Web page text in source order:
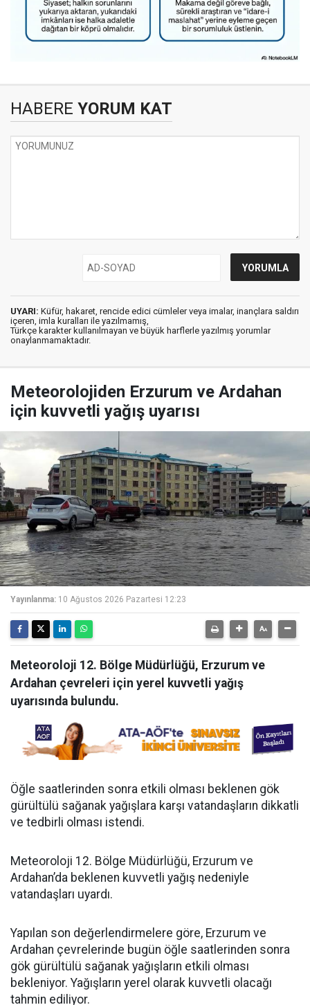
HABERE YORUM KAT
UYARI: Küfür, hakaret, rencide edici cümleler veya imalar, inançlara saldırı
içeren, imla kuralları ile yazılmamış,
Türkçe karakter kullanılmayan ve büyük harflerle yazılmış yorumlar
onaylanmamaktadır.
Meteorolojiden Erzurum ve Ardahan
için kuvvetli yağış uyarısı
Yayınlanma: 10 Ağustos 2026 Pazartesi 12:23
Meteoroloji 12. Bölge Müdürlüğü, Erzurum ve
Ardahan çevreleri için yerel kuvvetli yağış
uyarısında bulundu.
Öğle saatlerinden sonra etkili olması beklenen gök
gürültülü sağanak yağışlara karşı vatandaşların dikkatli
ve tedbirli olması istendi.
Meteoroloji 12. Bölge Müdürlüğü, Erzurum ve
Ardahan’da beklenen kuvvetli yağış nedeniyle
vatandaşları uyardı.
Yapılan son değerlendirmelere göre, Erzurum ve
Ardahan çevrelerinde bugün öğle saatlerinden sonra
gök gürültülü sağanak yağışların etkili olması
bekleniyor. Yağışların yerel olarak kuvvetli olacağı
tahmin ediliyor.